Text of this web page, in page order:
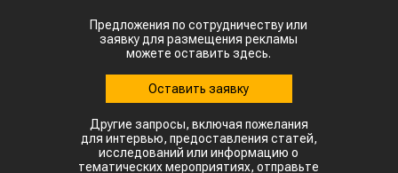
Предложения по сотрудничеству или
заявку для размещения рекламы
можете оставить здесь.
Оставить заявку
Другие запросы, включая пожелания
для интервью, предоставления статей,
исследований или информацию о
тематических мероприятиях, отправьте